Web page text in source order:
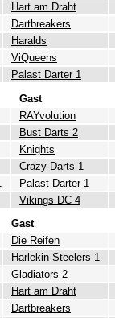
Hart am Draht
Dartbreakers
Haralds
ViQueens
Palast Darter 1
Gast
RAYvolution
Bust Darts 2
Knights
Crazy Darts 1
Palast Darter 1
Vikings DC 4
Gast
Die Reifen
Harlekin Steelers 1
Gladiators 2
Hart am Draht
Dartbreakers